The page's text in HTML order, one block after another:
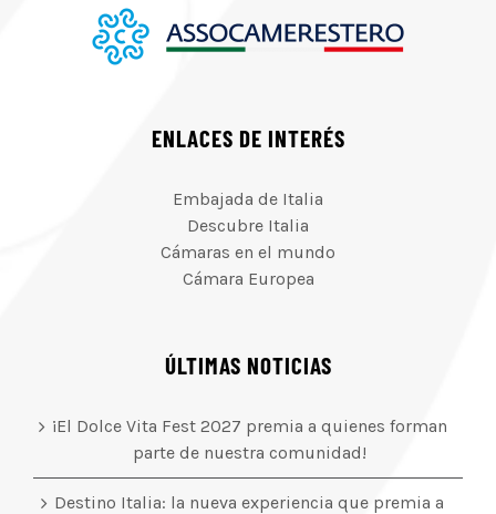
ENLACES DE INTERÉS
Embajada de Italia
Descubre Italia
Cámaras en el mundo
Cámara Europea
ÚLTIMAS NOTICIAS
¡El Dolce Vita Fest 2027 premia a quienes forman
parte de nuestra comunidad!
Destino Italia: la nueva experiencia que premia a